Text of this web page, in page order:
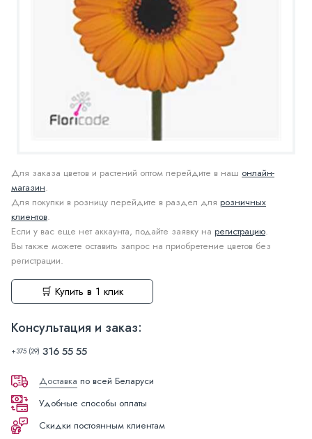
Для заказа цветов и растений оптом перейдите в наш онлайн-
магазин.
Для покупки в розницу перейдите в раздел для розничных
клиентов.
Если у вас еще нет аккаунта, подайте заявку на регистрацию.
Вы также можете оставить запрос на приобретение цветов без
регистрации.
🛒 Купить в 1 клик
Консультация и заказ:
+375 (29) 316 55 55
Доставка по всей Беларуси
Удобные способы оплаты
Скидки постоянным клиентам